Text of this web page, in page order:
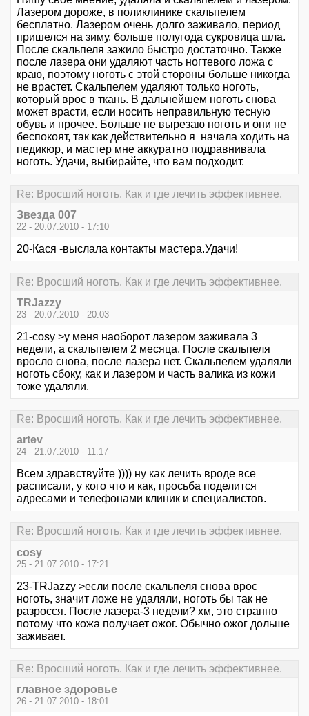
Лазером дороже, в поликлинике скальпелем
бесплатно. Лазером очень долго заживало, период
пришелся на зиму, больше полугода сукровица шла.
После скальпеля зажило быстро достаточно. Также
после лазера они удаляют часть ногтевого ложа с
краю, поэтому ноготь с этой стороны больше никогда
не врастет. Скальпелем удаляют только ноготь,
который врос в ткань. В дальнейшем ноготь снова
может врасти, если носить неправильную тесную
обувь и прочее. Больше не вырезаю ноготь и они не
беспокоят, так как действительно я начала ходить на
педикюр, и мастер мне аккуратно подравнивала
ноготь. Удачи, выбирайте, что вам подходит.
Re: Вросший ноготь. Как и где лечить эффективнее.
Звезда 007
22 - 20.07.2010 - 17:10
20-Кася -выслала контакты мастера.Удачи!
Re: Вросший ноготь. Как и где лечить эффективнее.
TRJazzy
23 - 20.07.2010 - 20:03
21-cosy >у меня наоборот лазером заживала 3
недели, а скальпелем 2 месяца. После скальпеля
вросло снова, после лазера нет. Скальпелем удаляли
ноготь сбоку, как и лазером и часть валика из кожи
тоже удаляли.
Re: Вросший ноготь. Как и где лечить эффективнее.
artev
24 - 21.07.2010 - 11:17
Всем здравствуйте )))) ну как лечить вроде все
расписали, у кого что и как, просьба поделится
адресами и телефонами клиник и специалистов.
Re: Вросший ноготь. Как и где лечить эффективнее.
cosy
25 - 21.07.2010 - 17:21
23-TRJazzy >если после скальпеля снова врос
ноготь, значит ложе не удаляли, ноготь бы так не
разросся. После лазера-3 недели? хм, это странно
потому что кожа получает ожог. Обычно ожог дольше
заживает.
Re: Вросший ноготь. Как и где лечить эффективнее.
главное здоровье
26 - 21.07.2010 - 18:01